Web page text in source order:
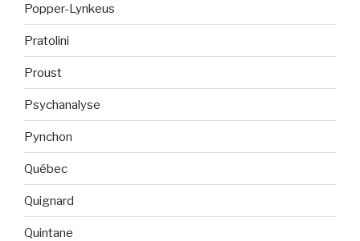
Popper-Lynkeus
Pratolini
Proust
Psychanalyse
Pynchon
Québec
Quignard
Quintane